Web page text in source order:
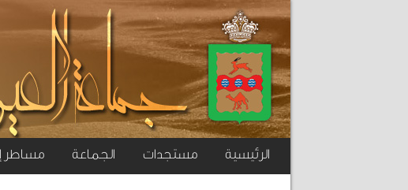
الرئيسية مستجدات الجماعة مساطر